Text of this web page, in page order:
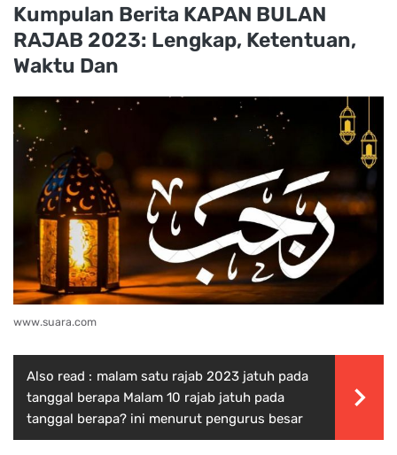
Kumpulan Berita KAPAN BULAN
RAJAB 2023: Lengkap, Ketentuan,
Waktu Dan
www.suara.com
Also read : malam satu rajab 2023 jatuh pada
tanggal berapa Malam 10 rajab jatuh pada
tanggal berapa? ini menurut pengurus besar